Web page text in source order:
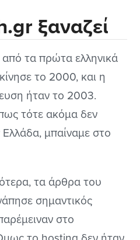
ξαναζεί
τα πρώτα ελληνικά
το 2000, και η
ήταν το 2003.
τότε ακόμα δεν
μπαίναμε στο
τα άρθρα του
σημαντικός
στο